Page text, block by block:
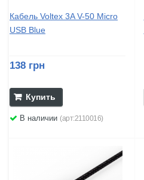
Кабель Voltex 3A V-50 Micro
USB Blue
138 грн
Купить
В наличии (арт:2110016)